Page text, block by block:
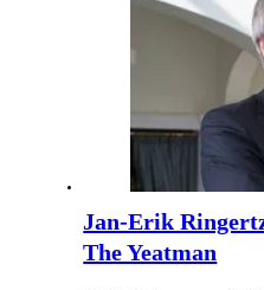
Jan-Erik
The Yeatman